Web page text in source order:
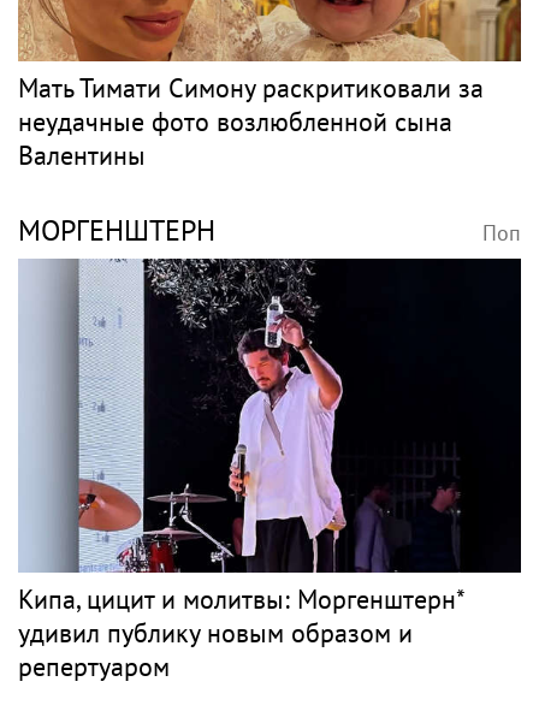
Мать Тимати Симону раскритиковали за
неудачные фото возлюбленной сына
Валентины
МОРГЕНШТЕРН Поп
Кипа, цицит и молитвы: Моргенштерн*
удивил публику новым образом и
репертуаром